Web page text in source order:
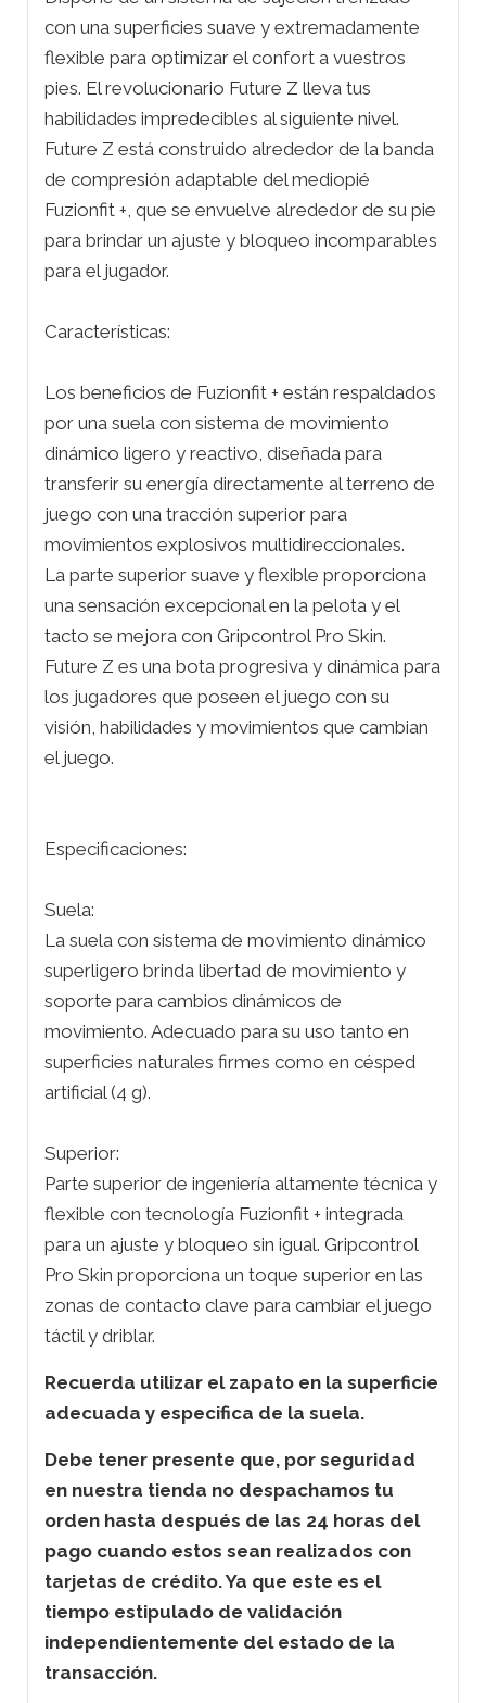
con una superficies suave y extremadamente
flexible para optimizar el confort a vuestros
pies. El revolucionario Future Z lleva tus
habilidades impredecibles al siguiente nivel.
Future Z está construido alrededor de la banda
de compresión adaptable del mediopié
Fuzionfit +, que se envuelve alrededor de su pie
para brindar un ajuste y bloqueo incomparables
para el jugador.
Características:
Los beneficios de Fuzionfit + están respaldados
por una suela con sistema de movimiento
dinámico ligero y reactivo, diseñada para
transferir su energía directamente al terreno de
juego con una tracción superior para
movimientos explosivos multidireccionales.
La parte superior suave y flexible proporciona
una sensación excepcional en la pelota y el
tacto se mejora con Gripcontrol Pro Skin.
Future Z es una bota progresiva y dinámica para
los jugadores que poseen el juego con su
visión, habilidades y movimientos que cambian
el juego.
Especificaciones:
Suela:
La suela con sistema de movimiento dinámico
superligero brinda libertad de movimiento y
soporte para cambios dinámicos de
movimiento. Adecuado para su uso tanto en
superficies naturales firmes como en césped
artificial (4 g).
Superior:
Parte superior de ingeniería altamente técnica y
flexible con tecnología Fuzionfit + integrada
para un ajuste y bloqueo sin igual. Gripcontrol
Pro Skin proporciona un toque superior en las
zonas de contacto clave para cambiar el juego
táctil y driblar.
Recuerda utilizar el zapato en la superficie
adecuada y especifica de la suela.
Debe tener presente que, por seguridad
en nuestra tienda no despachamos tu
orden hasta después de las 24 horas del
pago cuando estos sean realizados con
tarjetas de crédito. Ya que este es el
tiempo estipulado de validación
independientemente del estado de la
transacción.